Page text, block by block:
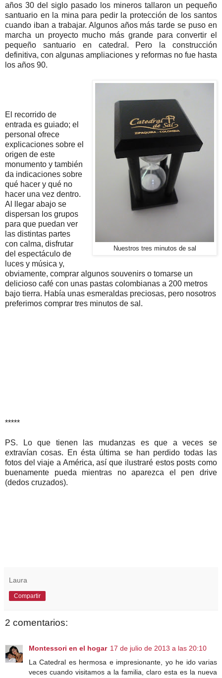
años 30 del siglo pasado los mineros tallaron un pequeño
santuario en la mina para pedir la protección de los santos
cuando iban a trabajar. Algunos años más tarde se puso en
marcha un proyecto mucho más grande para convertir el
pequeño santuario en catedral. Pero la construcción
definitiva, con algunas ampliaciones y reformas no fue hasta
los años 90.
Nuestros tres minutos de sal
El recorrido de
entrada es guiado; el
personal ofrece
explicaciones sobre el
origen de este
monumento y también
da indicaciones sobre
qué hacer y qué no
hacer una vez dentro.
Al llegar abajo se
dispersan los grupos
para que puedan ver
las distintas partes
con calma, disfrutar
del espectáculo de
luces y música y,
obviamente, comprar algunos souvenirs o tomarse un
delicioso café con unas pastas colombianas a 200 metros
bajo tierra. Había unas esmeraldas preciosas, pero nosotros
preferimos comprar tres minutos de sal.
*****
PS. Lo que tienen las mudanzas es que a veces se
extravían cosas. En ésta última se han perdido todas las
fotos del viaje a América, así que ilustraré estos posts como
buenamente pueda mientras no aparezca el pen drive
(dedos cruzados).
Laura
Compartir
2 comentarios:
Montessori en el hogar 17 de julio de 2013 a las 20:10
La Catedral es hermosa e impresionante, yo he ido varias
veces cuando visitamos a la familia, claro esta es la nueva